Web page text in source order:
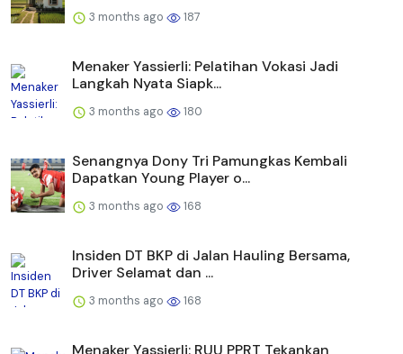
3 months ago 187
Menaker Yassierli: Pelatihan Vokasi Jadi
Langkah Nyata Siapk...
3 months ago 180
Senangnya Dony Tri Pamungkas Kembali
Dapatkan Young Player o...
3 months ago 168
Insiden DT BKP di Jalan Hauling Bersama,
Driver Selamat dan ...
3 months ago 168
Menaker Yassierli: RUU PPRT Tekankan